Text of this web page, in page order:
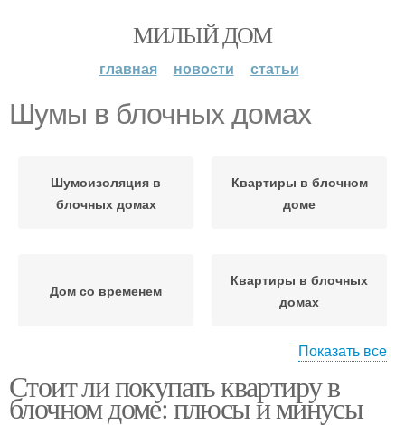
МИЛЫЙ ДОМ
главная новости статьи
Шумы в блочных домах
Шумоизоляция в
блочных домах
Квартиры в блочном
доме
Дом со временем
Квартиры в блочных
домах
Кирпичный дом Монолитный дом
Показать все
Стоит ли покупать квартиру в
блочном доме: плюсы и минусы